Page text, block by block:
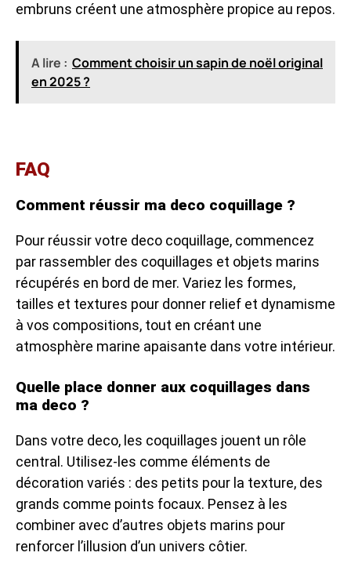
embruns créent une atmosphère propice au repos.
A lire : Comment choisir un sapin de noël original
en 2025 ?
FAQ
Comment réussir ma deco coquillage ?
Pour réussir votre deco coquillage, commencez
par rassembler des coquillages et objets marins
récupérés en bord de mer. Variez les formes,
tailles et textures pour donner relief et dynamisme
à vos compositions, tout en créant une
atmosphère marine apaisante dans votre intérieur.
Quelle place donner aux coquillages dans
ma deco ?
Dans votre deco, les coquillages jouent un rôle
central. Utilisez-les comme éléments de
décoration variés : des petits pour la texture, des
grands comme points focaux. Pensez à les
combiner avec d’autres objets marins pour
renforcer l’illusion d’un univers côtier.